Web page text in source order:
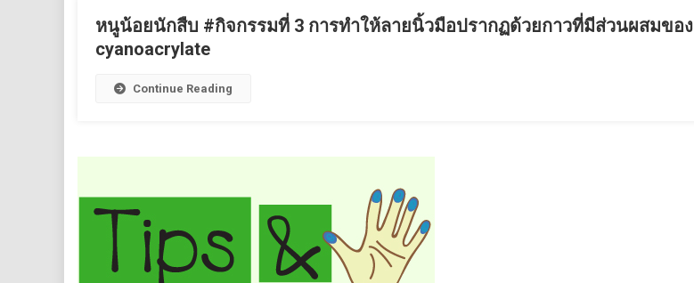
หนูน้อยนักสืบ #กิจกรรมที่ 3 การทำให้ลายนิ้วมือปรากฏด้วยกาวที่มีส่วนผสมของ
cyanoacrylate
Continue Reading